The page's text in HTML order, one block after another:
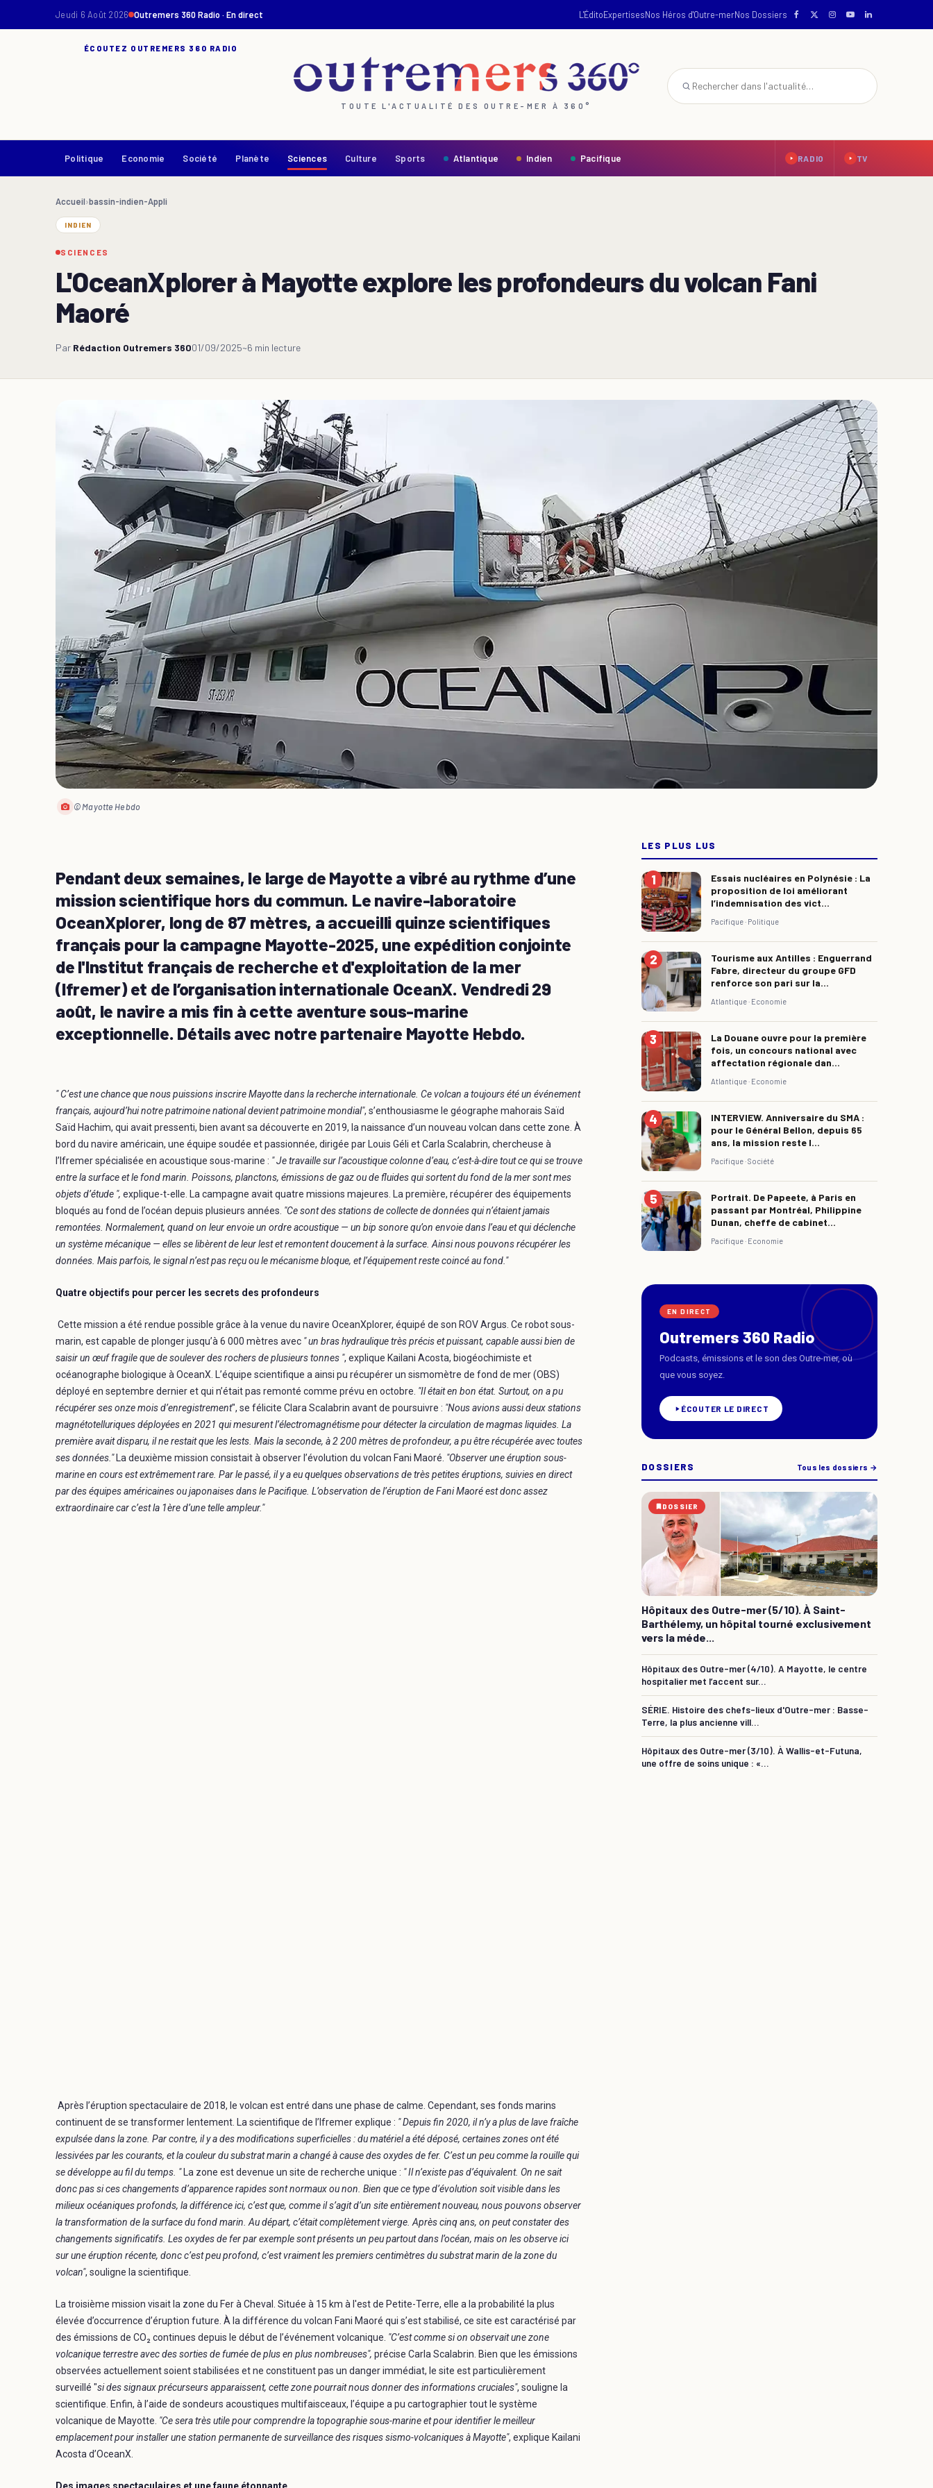
Jeudi 6 Août 2026 Outremers 360 Radio · En direct L'ÉditoExpertisesNos Héros d'Outre-merNos Dossiers
ÉCOUTEZ OUTREMERS 360 RADIO
TOUTE L'ACTUALITÉ DES OUTRE-MER À 360°
Politique Economie Société Planète Sciences Culture Sports Atlantique Indien Pacifique RADIO TV
Accueil›bassin-indien-Appli
INDIEN
SCIENCES
L'OceanXplorer à Mayotte explore les profondeurs du volcan Fani
Maoré
Par Rédaction Outremers 36001/09/2025~6 min lecture
© Mayotte Hebdo
Pendant deux semaines, le large de Mayotte a vibré au rythme d’une
mission scientifique hors du commun. Le navire-laboratoire
OceanXplorer, long de 87 mètres, a accueilli quinze scientifiques
français pour la campagne Mayotte-2025, une expédition conjointe
de l'Institut français de recherche et d'exploitation de la mer
(Ifremer) et de l’organisation internationale OceanX. Vendredi 29
août, le navire a mis fin à cette aventure sous-marine
exceptionnelle. Détails avec notre partenaire Mayotte Hebdo.
" C’est une chance que nous puissions inscrire Mayotte dans la recherche internationale. Ce volcan a toujours été un événement
français, aujourd’hui notre patrimoine national devient patrimoine mondial", s’enthousiasme le géographe mahorais Saïd
Saïd Hachim, qui avait pressenti, bien avant sa découverte en 2019, la naissance d’un nouveau volcan dans cette zone. À
bord du navire américain, une équipe soudée et passionnée, dirigée par Louis Géli et Carla Scalabrin, chercheuse à
l’Ifremer spécialisée en acoustique sous-marine : " Je travaille sur l’acoustique colonne d’eau, c’est-à-dire tout ce qui se trouve
entre la surface et le fond marin. Poissons, planctons, émissions de gaz ou de fluides qui sortent du fond de la mer sont mes
objets d’étude ", explique-t-elle. La campagne avait quatre missions majeures. La première, récupérer des équipements
bloqués au fond de l’océan depuis plusieurs années. "Ce sont des stations de collecte de données qui n’étaient jamais
remontées. Normalement, quand on leur envoie un ordre acoustique — un bip sonore qu’on envoie dans l’eau et qui déclenche
un système mécanique — elles se libèrent de leur lest et remontent doucement à la surface. Ainsi nous pouvons récupérer les
données. Mais parfois, le signal n’est pas reçu ou le mécanisme bloque, et l’équipement reste coincé au fond."
Quatre objectifs pour percer les secrets des profondeurs
Cette mission a été rendue possible grâce à la venue du navire OceanXplorer, équipé de son ROV Argus. Ce robot sous-
marin, est capable de plonger jusqu’à 6 000 mètres avec " un bras hydraulique très précis et puissant, capable aussi bien de
saisir un œuf fragile que de soulever des rochers de plusieurs tonnes ", explique Kailani Acosta, biogéochimiste et
océanographe biologique à OceanX. L’équipe scientifique a ainsi pu récupérer un sismomètre de fond de mer (OBS)
déployé en septembre dernier et qui n’était pas remonté comme prévu en octobre. "Il était en bon état. Surtout, on a pu
récupérer ses onze mois d’enregistrement", se félicite Clara Scalabrin avant de poursuivre : "Nous avions aussi deux stations
magnétotelluriques déployées en 2021 qui mesurent l’électromagnétisme pour détecter la circulation de magmas liquides. La
première avait disparu, il ne restait que les lests. Mais la seconde, à 2 200 mètres de profondeur, a pu être récupérée avec toutes
ses données."La deuxième mission consistait à observer l’évolution du volcan Fani Maoré. "Observer une éruption sous-
marine en cours est extrêmement rare. Par le passé, il y a eu quelques observations de très petites éruptions, suivies en direct
par des équipes américaines ou japonaises dans le Pacifique. L’observation de l’éruption de Fani Maoré est donc assez
extraordinaire car c’est la 1ère d’une telle ampleur."
Après l’éruption spectaculaire de 2018, le volcan est entré dans une phase de calme. Cependant, ses fonds marins
continuent de se transformer lentement. La scientifique de l’Ifremer explique : " Depuis fin 2020, il n’y a plus de lave fraîche
expulsée dans la zone. Par contre, il y a des modifications superficielles : du matériel a été déposé, certaines zones ont été
lessivées par les courants, et la couleur du substrat marin a changé à cause des oxydes de fer. C’est un peu comme la rouille qui
se développe au fil du temps. " La zone est devenue un site de recherche unique : " Il n’existe pas d’équivalent. On ne sait
donc pas si ces changements d’apparence rapides sont normaux ou non. Bien que ce type d’évolution soit visible dans les
milieux océaniques profonds, la différence ici, c’est que, comme il s’agit d’un site entièrement nouveau, nous pouvons observer
la transformation de la surface du fond marin. Au départ, c’était complètement vierge. Après cinq ans, on peut constater des
changements significatifs. Les oxydes de fer par exemple sont présents un peu partout dans l’océan, mais on les observe ici
sur une éruption récente, donc c’est peu profond, c’est vraiment les premiers centimètres du substrat marin de la zone du
volcan", souligne la scientifique.
La troisième mission visait la zone du Fer à Cheval. Située à 15 km à l'est de Petite-Terre, elle a la probabilité la plus
élevée d’occurrence d’éruption future. À la différence du volcan Fani Maoré qui s’est stabilisé, ce site est caractérisé par
des émissions de CO₂ continues depuis le début de l’événement volcanique. "C’est comme si on observait une zone
volcanique terrestre avec des sorties de fumée de plus en plus nombreuses", précise Carla Scalabrin. Bien que les émissions
observées actuellement soient stabilisées et ne constituent pas un danger immédiat, le site est particulièrement
surveillé "si des signaux précurseurs apparaissent, cette zone pourrait nous donner des informations cruciales", souligne la
scientifique. Enfin, à l’aide de sondeurs acoustiques multifaisceaux, l’équipe a pu cartographier tout le système
volcanique de Mayotte. "Ce sera très utile pour comprendre la topographie sous-marine et pour identifier le meilleur
emplacement pour installer une station permanente de surveillance des risques sismo-volcaniques à Mayotte", explique Kailani
Acosta d’OceanX.
LES PLUS LUS
Essais nucléaires en Polynésie : La
proposition de loi améliorant
l’indemnisation des vict...
Pacifique · Politique
Tourisme aux Antilles : Enguerrand
Fabre, directeur du groupe GFD
renforce son pari sur la...
Atlantique · Economie
La Douane ouvre pour la première
fois, un concours national avec
affectation régionale dan...
Atlantique · Economie
INTERVIEW. Anniversaire du SMA :
pour le Général Bellon, depuis 65
ans, la mission reste l...
Pacifique ·Société
Portrait. De Papeete, à Paris en
passant par Montréal, Philippine
Dunan, cheffe de cabinet...
Pacifique · Economie
EN DIRECT
Outremers 360 Radio
Podcasts, émissions et le son des Outre-mer, où
que vous soyez.
ÉCOUTER LE DIRECT
DOSSIERS Tous les dossiers →
DOSSIER
Hôpitaux des Outre-mer (5/10). À Saint-
Barthélemy, un hôpital tourné exclusivement
vers la méde...
Hôpitaux des Outre-mer (4/10). A Mayotte, le centre
hospitalier met l’accent sur...
SÉRIE. Histoire des chefs-lieux d'Outre-mer : Basse-
Terre, la plus ancienne vill...
Hôpitaux des Outre-mer (3/10). À Wallis-et-Futuna,
une offre de soins unique : «...